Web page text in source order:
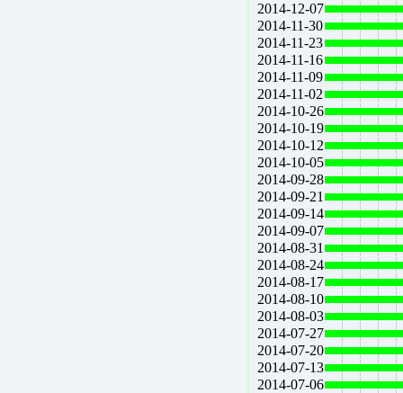
2014-12-07
2014-11-30
2014-11-23
2014-11-16
2014-11-09
2014-11-02
2014-10-26
2014-10-19
2014-10-12
2014-10-05
2014-09-28
2014-09-21
2014-09-14
2014-09-07
2014-08-31
2014-08-24
2014-08-17
2014-08-10
2014-08-03
2014-07-27
2014-07-20
2014-07-13
2014-07-06